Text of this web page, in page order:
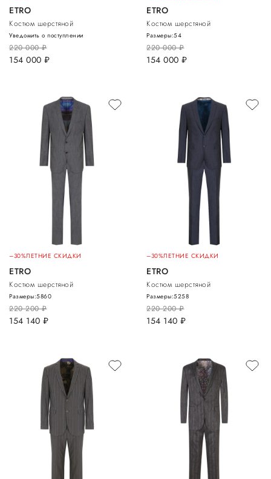
ETRO
Костюм шерстяной
220 000руб.
154 000 руб.
Уведомить о поступлении
ETRO
Костюм шерстяной
220 000руб.
154 000 руб.
Размеры:54
–30%ЛЕТНИЕ СКИДКИ
ETRO
Костюм шерстяной
220 200руб.
154 140 руб.
Размеры:5860
–30%ЛЕТНИЕ СКИДКИ
ETRO
Костюм шерстяной
220 200руб.
154 140 руб.
Размеры:5258